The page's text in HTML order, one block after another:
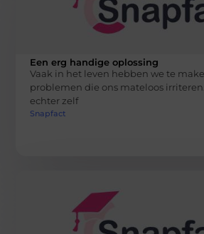
Een erg handige oplossing
Vaak in het leven hebben we te
problemen die ons mateloos
echter zelf
Snapfact